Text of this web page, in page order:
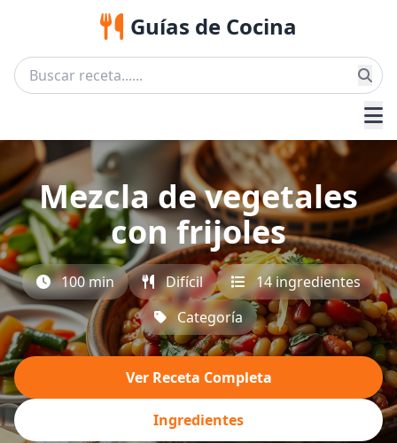
Guías de Cocina
Mezcla de vegetales
con frijoles
100 min Difícil
14 ingredientes
Categoría
Ver Receta Completa
Ingredientes